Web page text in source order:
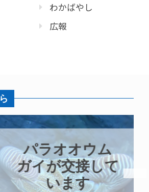
わかばやし
広報
ラオオウム
が交接して
います